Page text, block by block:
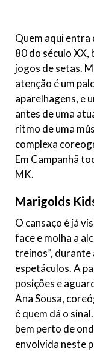
Quem aqui entra
80 do século XX,
jogos de setas.
atenção é um
aparelhagens, e
antes de uma
ritmo de uma
complexa
Em Campanhã
MK.
Marigolds
O cansaço é já
face e molha a
treinos”, durante
espetáculos. A
posições e
Ana Sousa,
é quem dá o
bem perto de
envolvida neste